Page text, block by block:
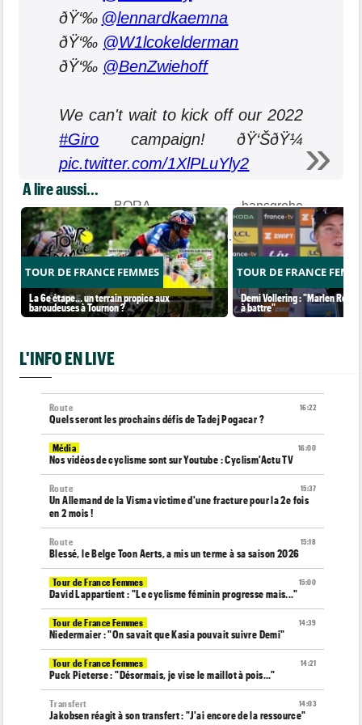
ðŸ‘‰ @lennardkaemna
ðŸ‘‰ @W1lcokelderman
ðŸ‘‰ @BenZwiehoff
We can't wait to kick off our 2022
#Giro campaign! ðŸ‘ŠðŸ¼
pic.twitter.com/1XlPLuYly2
— BORA – hansgrohe
(@BORAhansgrohe)April 29, 2022
A lire aussi...
TOUR DE FRANCE FEMMES
La 6e étape… un terrain propice aux
baroudeuses à Tournon ?
TOUR DE FRANCE
Demi Vollering : "Marlen
à battre"
L'INFO EN LIVE
16:22
Route
Quels seront les prochains défis de Tadej Pogacar ?
16:00
Média
Nos vidéos de cyclisme sont sur Youtube : Cyclism'Actu TV
15:37
Route
Un Allemand de la Visma victime d'une fracture pour la 2e fois
en 2 mois !
15:18
Route
Blessé, le Belge Toon Aerts, a mis un terme à sa saison 2026
15:00
Tour de France Femmes
David Lappartient : "Le cyclisme féminin progresse mais..."
14:39
Tour de France Femmes
Niedermaier : "On savait que Kasia pouvait suivre Demi"
14:21
Tour de France Femmes
Puck Pieterse : "Désormais, je vise le maillot à pois..."
14:03
Transfert
Jakobsen réagit à son transfert : "J'ai encore de la ressource"